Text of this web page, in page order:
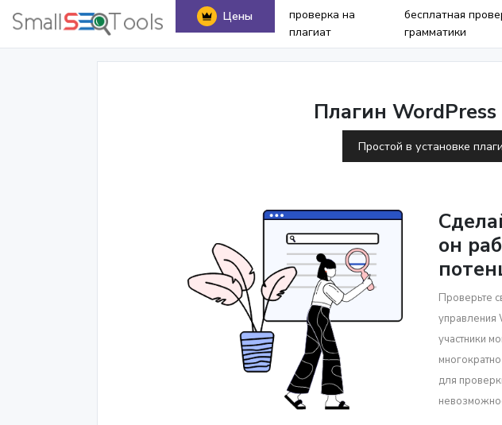
Цены
проверка на
плагиат
бесплатная
грамматики
Плагин
Простой в установке
он
Проверьте
управления
участники
для